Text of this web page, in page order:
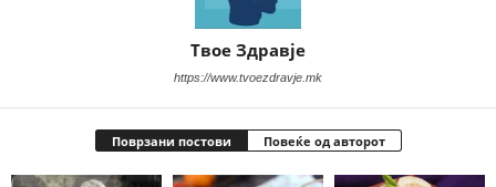
Твое Здравје
https://www.tvoezdravje.mk
Поврзани постови Повеќе од авторот